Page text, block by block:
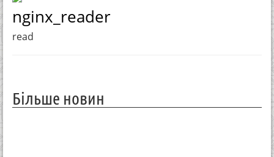
nginx_reader
read
Більше новин